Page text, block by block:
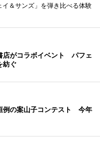
イ＆サンズ」を弾き比べる体験
店がコラボイベント パフェ
紡ぐ
例の案山子コンテスト 今年